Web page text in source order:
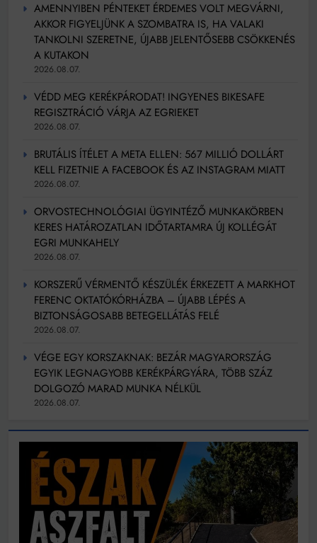
AMENNYIBEN PÉNTEKET ÉRDEMES VOLT MEGVÁRNI,
AKKOR FIGYELJÜNK A SZOMBATRA IS, HA VALAKI
TANKOLNI SZERETNE, ÚJABB JELENTŐSEBB CSÖKKENÉS
A KUTAKON
2026.08.07.
VÉDD MEG KERÉKPÁRODAT! INGYENES BIKESAFE
REGISZTRÁCIÓ VÁRJA AZ EGRIEKET
2026.08.07.
BRUTÁLIS ÍTÉLET A META ELLEN: 567 MILLIÓ DOLLÁRT
KELL FIZETNIE A FACEBOOK ÉS AZ INSTAGRAM MIATT
2026.08.07.
ORVOSTECHNOLÓGIAI ÜGYINTÉZŐ MUNKAKÖRBEN
KERES HATÁROZATLAN IDŐTARTAMRA ÚJ KOLLÉGÁT
EGRI MUNKAHELY
2026.08.07.
KORSZERŰ VÉRMENTŐ KÉSZÜLÉK ÉRKEZETT A MARKHOT
FERENC OKTATÓKÓRHÁZBA – ÚJABB LÉPÉS A
BIZTONSÁGOSABB BETEGELLÁTÁS FELÉ
2026.08.07.
VÉGE EGY KORSZAKNAK: BEZÁR MAGYARORSZÁG
EGYIK LEGNAGYOBB KERÉKPÁRGYÁRA, TÖBB SZÁZ
DOLGOZÓ MARAD MUNKA NÉLKÜL
2026.08.07.